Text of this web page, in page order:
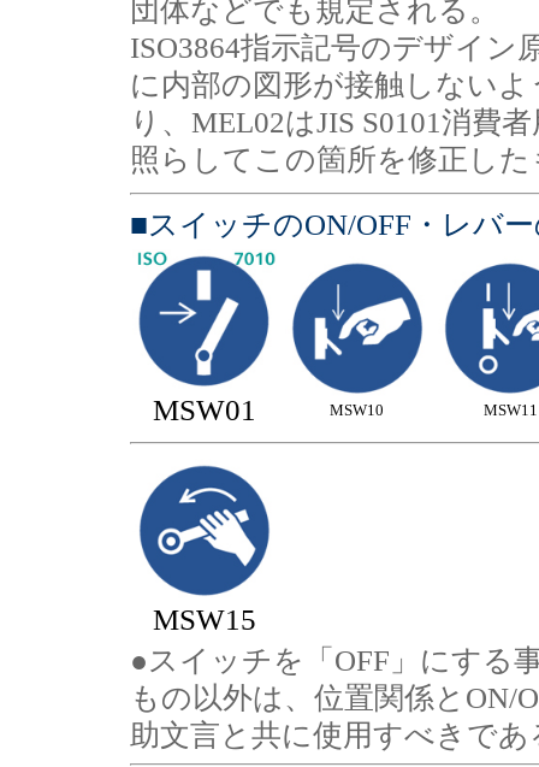
団体などでも規定される。
ISO3864指示記号のデザイン
に内部の図形が接触しない
り、MEL02はJIS S0101消費
照らしてこの箇所を修正し
■スイッチのON/OFF・レバ
MSW01 MSW10 MSW11
MSW15
●スイッチを「OFF」にする
もの以外は、位置関係とON/
助文言と共に使用すべきであ